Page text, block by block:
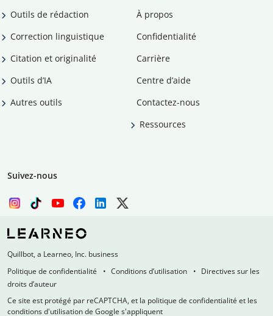
Outils de rédaction
Correction linguistique
Citation et originalité
Outils d’IA
Autres outils
À propos
Confidentialité
Carrière
Centre d’aide
Contactez-nous
Ressources
Suivez-nous
Quillbot, a Learneo, Inc. business
Politique de confidentialité
Conditions d’utilisation
Directives sur les
droits d’auteur
Ce site est protégé par reCAPTCHA, et la politique de confidentialité et les
conditions d'utilisation de Google s'appliquent